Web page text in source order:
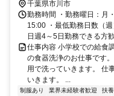
千葉県市川市
勤務時間 ・勤務曜日：月
15:00 ・最低勤務日数（
日週4～5日勤務できる方
仕事内容 小学校での給食
の食器洗浄のお仕事です
用で洗っていきます。 仕
いきます。 ...
制服あり 業界未経験者歓迎 扶